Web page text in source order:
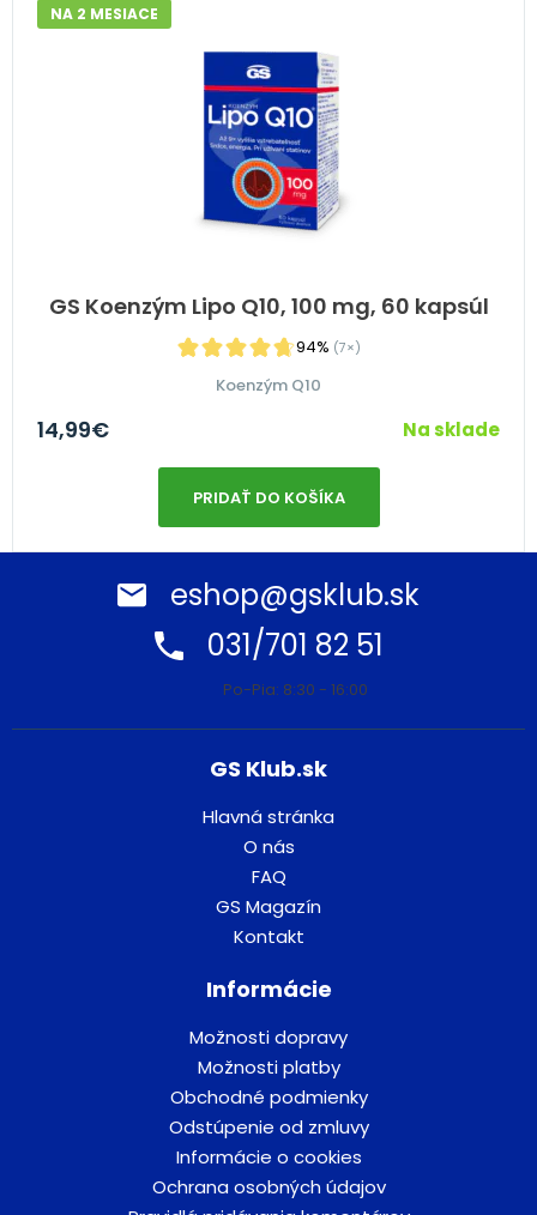
GS Koenzým Lipo Q10, 100 mg, 60 kapsúl
94% (7×)
NA 2 MESIACE
Koenzým Q10
14,99€ Na sklade
PRIDAŤ DO KOŠÍKA
eshop@gsklub.sk
031/701 82 51
Po-Pia: 8:30 - 16:00
GS Klub.sk
Hlavná stránka
O nás
FAQ
GS Magazín
Kontakt
Informácie
Možnosti dopravy
Možnosti platby
Obchodné podmienky
Odstúpenie od zmluvy
Informácie o cookies
Ochrana osobných údajov